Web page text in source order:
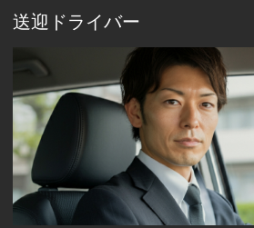
送迎ドライバー